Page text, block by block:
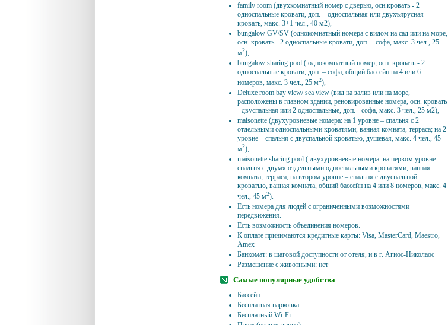
family room (двухкомнатный номер с дверью, осн.кровать - 2
односпальные кровати, доп. – односпальная или двухъярусная
кровать, макс. 3+1 чел., 40 м2),
bungalow GV/SV (однокомнатный номера с видом на сад или на море,
осн. кровать - 2 односпальные кровати, доп. – софа, макс. 3 чел., 25
м2),
bungalow sharing pool ( однокомнатный номер, осн. кровать - 2
односпальные кровати, доп. – софа, общий бассейн на 4 или 6
номеров, макс. 3 чел., 25 м2),
Deluxe room bay view/ sea view (вид на залив или на море,
расположены в главном здании, реновированные номера, осн. кровать
- двуспальная или 2 односпальные, доп. - софа, макс. 3 чел., 25 м2),
maisonette (двухуровневые номера: на 1 уровне – спальня с 2
отдельными односпальными кроватями, ванная комната, терраса; на 2
уровне – спальня с двуспальной кроватью, душевая, макс. 4 чел., 45
м2),
maisonette sharing pool ( двухуровневые номера: на первом уровне –
спальня с двумя отдельными односпальными кроватями, ванная
комната, терраса; на втором уровне – спальня с двуспальной
кроватью, ванная комната, общий бассейн на 4 или 8 номеров, макс. 4
чел., 45 м2).
Есть номера для людей с ограниченными возможностями
передвижения.
Есть возможность объединения номеров.
К оплате принимаются кредитные карты: Visa, MasterCard, Maestro,
Amex
Банкомат: в шаговой доступности от отеля, и в г. Агиос-Николаос
Размещение с животными: нет
Самые популярные удобства
Бассейн
Бесплатная парковка
Бесплатный Wi-Fi